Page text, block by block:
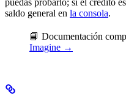
saldo general en la consola.
📘 Documentación
Imagine →